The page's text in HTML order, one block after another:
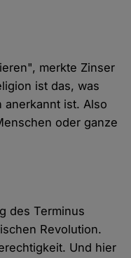
merkte Zinser
ist das, was
anerkannt ist. Also
oder ganze
des Terminus
Revolution.
Und hier